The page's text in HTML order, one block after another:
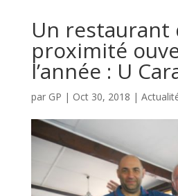
Un restaurant
proximité
l’année : U
par GP | Oct 30, 2018 |